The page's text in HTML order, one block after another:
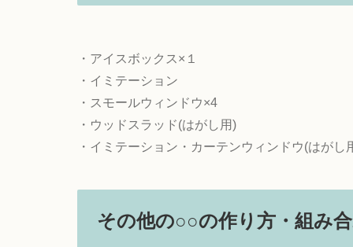
・アイスボックス×１
・イミテーション
・スモールウィンドウ×4
・ウッドスラッド(はがし用)
・イミテーション・カーテンウィンドウ(はがし
その他の○○の作り方・組み